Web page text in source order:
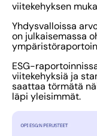
viitekehyksen
Yhdysvalloissa
on julkaisemassa
ESG-
viitekehyksiä ja
saattaa törmätä
läpi yleisimmät.